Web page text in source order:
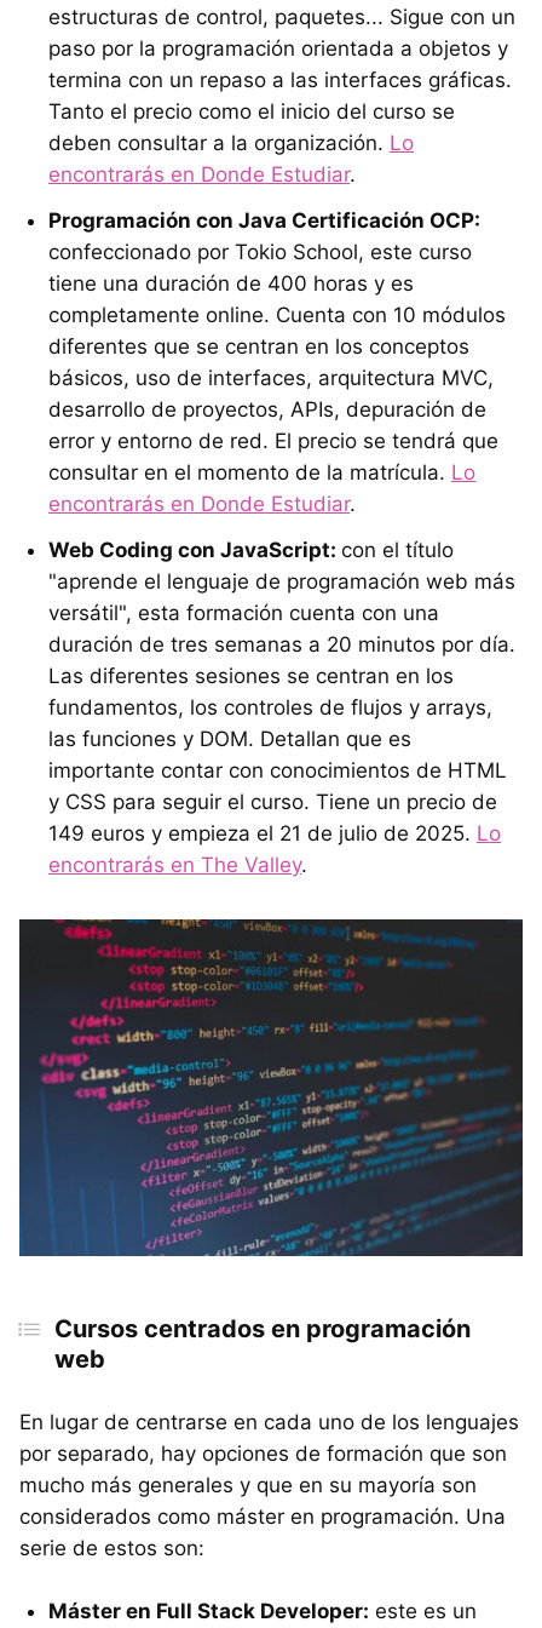
estructuras de control, paquetes... Sigue con un
paso por la programación orientada a objetos y
termina con un repaso a las interfaces gráficas.
Tanto el precio como el inicio del curso se
deben consultar a la organización. Lo
encontrarás en Donde Estudiar.
Programación con Java Certificación OCP:
confeccionado por Tokio School, este curso
tiene una duración de 400 horas y es
completamente online. Cuenta con 10 módulos
diferentes que se centran en los conceptos
básicos, uso de interfaces, arquitectura MVC,
desarrollo de proyectos, APIs, depuración de
error y entorno de red. El precio se tendrá que
consultar en el momento de la matrícula. Lo
encontrarás en Donde Estudiar.
Web Coding con JavaScript: con el título
"aprende el lenguaje de programación web más
versátil", esta formación cuenta con una
duración de tres semanas a 20 minutos por día.
Las diferentes sesiones se centran en los
fundamentos, los controles de flujos y arrays,
las funciones y DOM. Detallan que es
importante contar con conocimientos de HTML
y CSS para seguir el curso. Tiene un precio de
149 euros y empieza el 21 de julio de 2025. Lo
encontrarás en The Valley.
Cursos centrados en programación
web
En lugar de centrarse en cada uno de los lenguajes
por separado, hay opciones de formación que son
mucho más generales y que en su mayoría son
considerados como máster en programación. Una
serie de estos son:
Máster en Full Stack Developer: este es un